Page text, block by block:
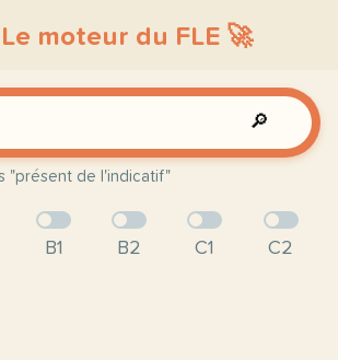
Le moteur du FLE 🚀
🔎
"présent de l'indicatif"
B1 B2 C1 C2